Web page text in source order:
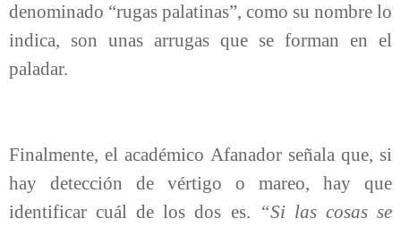
denominado “rugas palatinas”, como su nombre lo
indica, son unas arrugas que se forman en el
paladar.
Finalmente, el académico Afanador señala que, si
hay detección de vértigo o mareo, hay que
identificar cuál de los dos es. “Si las cosas se